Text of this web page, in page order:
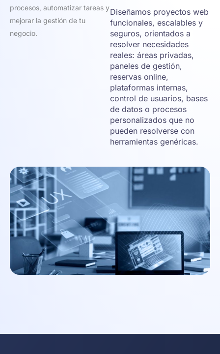
procesos, automatizar tareas y
mejorar la gestión de tu
negocio.
Diseñamos proyectos web
funcionales, escalables y
seguros, orientados a
resolver necesidades
reales: áreas privadas,
paneles de gestión,
reservas online,
plataformas internas,
control de usuarios, bases
de datos o procesos
personalizados que no
pueden resolverse con
herramientas genéricas.